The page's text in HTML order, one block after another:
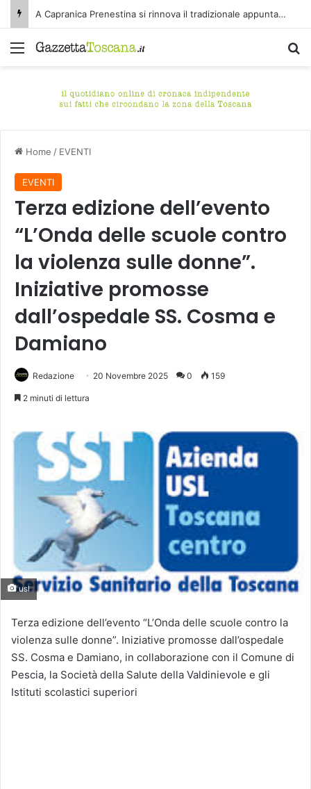
A Capranica Prenestina si rinnova il tradizionale appuntamento con il Concerto di Ferragosto presso il Tempio della Maddalena.
Menu
Home / EVENTI
EVENTI
Terza edizione dell’evento
“L’Onda delle scuole contro
la violenza sulle donne”.
Iniziative promosse
dall’ospedale SS. Cosma e
Damiano
Redazione 20 Novembre 2025 0 159
2 minuti di lettura
usl
Terza edizione dell’evento “L’Onda delle scuole contro la
violenza sulle donne”. Iniziative promosse dall’ospedale
SS. Cosma e Damiano, in collaborazione con il Comune di
Pescia, la Società della Salute della Valdinievole e gli
Istituti scolastici superiori